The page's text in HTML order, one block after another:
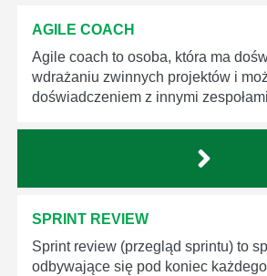
AGILE COACH
Agile coach to osoba, która ma
wdrażaniu zwinnych projektów i
doświadczeniem z innymi
SPRINT REVIEW
Sprint review (przegląd sprintu) to
odbywające się pod koniec